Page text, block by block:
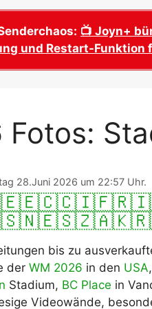
WM
WM 2026
Termine,
WM 2026
WM 2026
Spielort
WM 2026
Fußball WM
Ausfüllen &
Fußball WM
PDF zum
📺 Joyn+
und Restart-
Fotos:
28.Juni 2026 um 22:57 Uhr.
🇪🇨🇨🇮🇫🇷
🇸🇳🇪🇸🇿🇦🇰🇷
bis zu
der WM 2026 in den USA,
Stadium, BC Place in
Videowände,